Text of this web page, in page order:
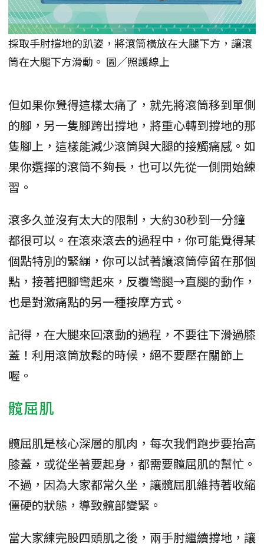
採取手肘撐地的趴姿，將滾筒橫放在大腿下方，讓滾
筒在大腿下方滑動。 圖／照護線上
但如果你覺得這樣太痛了，就先將滾筒移到單側
的腳，另一隻腳跨出撐地，將重心轉到撐地的那
隻腳上，這樣能減少滾筒與大腿的接觸痛感。如
果你選擇的滾筒不夠長，也可以先從一側開始練
習。
滾多久並沒有太大的限制，大約30秒到一分鐘
都很可以。在滾來滾去的過程中，你可能覺得某
個點特別的緊繃，你可以試著讓滾筒停留在那個
點，接著把腳彎起來，反覆彎腿→直腿的動作，
也是對激痛點的另一種按摩方式。
記得，在大腿來回滾動的過程，不要往下滑過膝
蓋！利用滾筒放鬆的時候，絕不要壓在關節上
喔。
髖屈肌
髖屈肌是核心深層的肌肉，每次我們跑步要抬高
膝蓋，或從坐著要起身，都需要髖屈肌的幫忙。
不過，因為大家都常久坐，讓髖屈肌維持著收縮
僵硬的狀態，導致髖部變緊。
當大家練完股四頭肌之後，兩手肘繼續撐地，讓